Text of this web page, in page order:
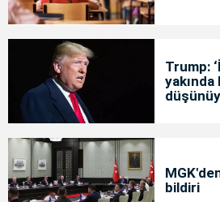
Trump:
bildiri